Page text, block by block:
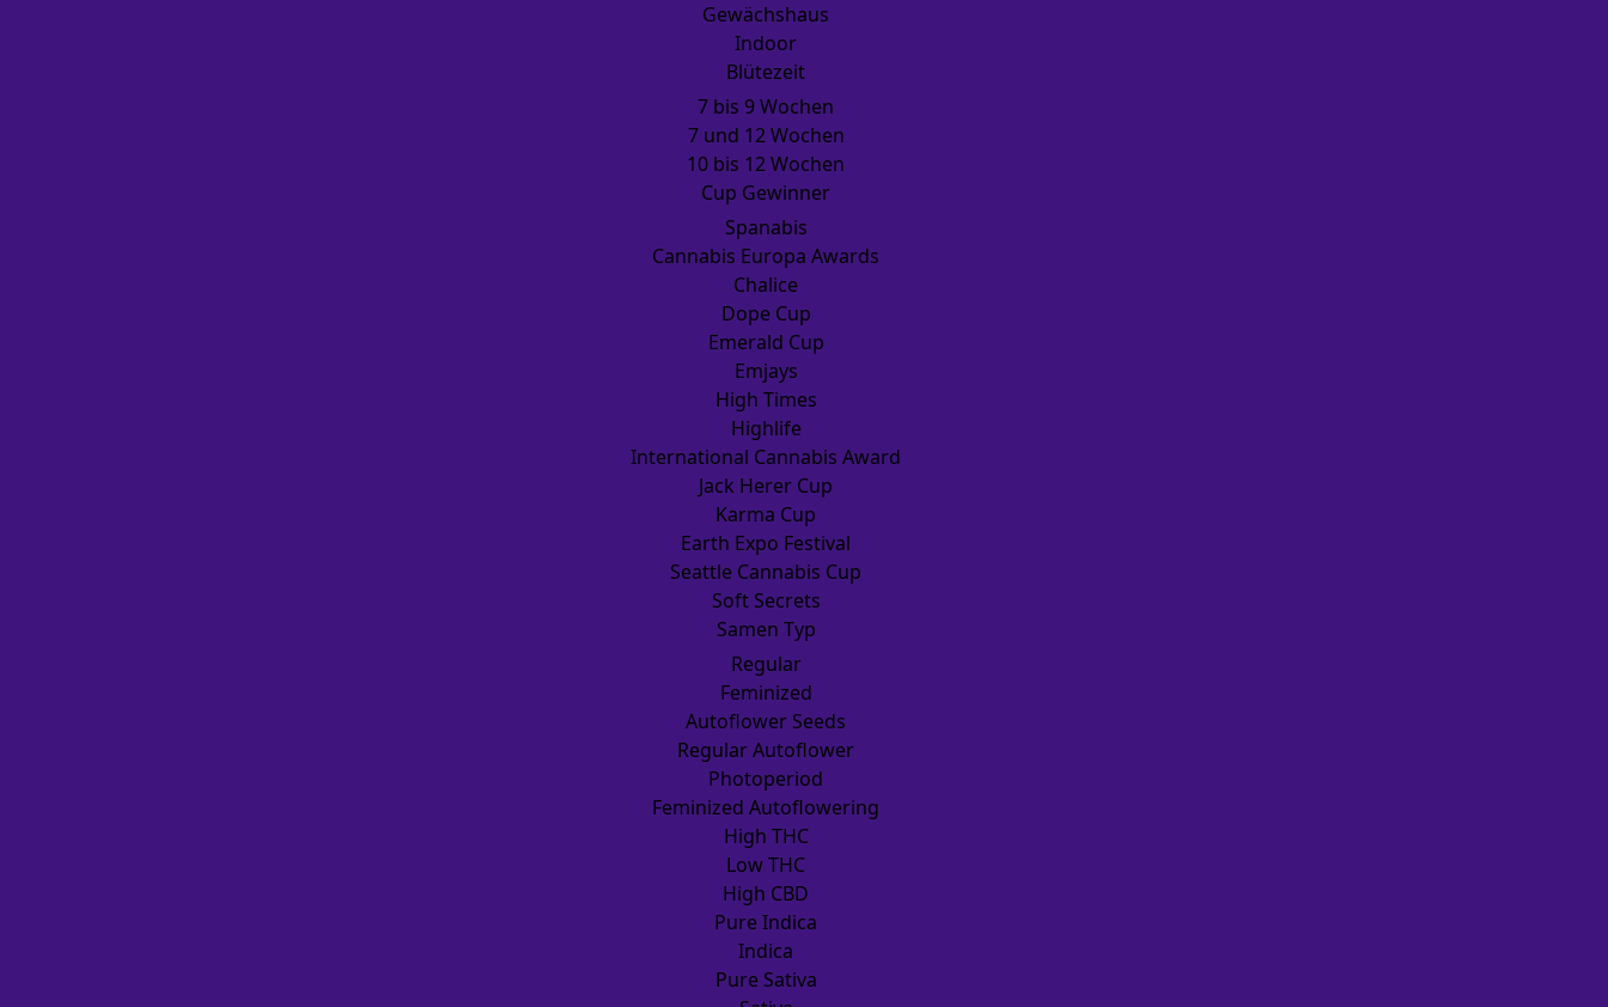
Gewächshaus
Indoor
Blütezeit
7 bis 9 Wochen
7 und 12 Wochen
10 bis 12 Wochen
Cup Gewinner
Spanabis
Cannabis Europa Awards
Chalice
Dope Cup
Emerald Cup
Emjays
High Times
Highlife
International Cannabis Award
Jack Herer Cup
Karma Cup
Earth Expo Festival
Seattle Cannabis Cup
Soft Secrets
Samen Typ
Regular
Feminized
Autoflower Seeds
Regular Autoflower
Photoperiod
Feminized Autoflowering
High THC
Low THC
High CBD
Pure Indica
Indica
Pure Sativa